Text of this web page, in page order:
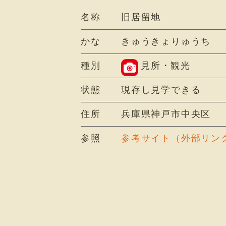
名称 旧居留地
かな きゅうきょりゅうち
種別 見所・観光
状態 現存し見学できる
住所 兵庫県神戸市中央区
参照 参考サイト（外部リン